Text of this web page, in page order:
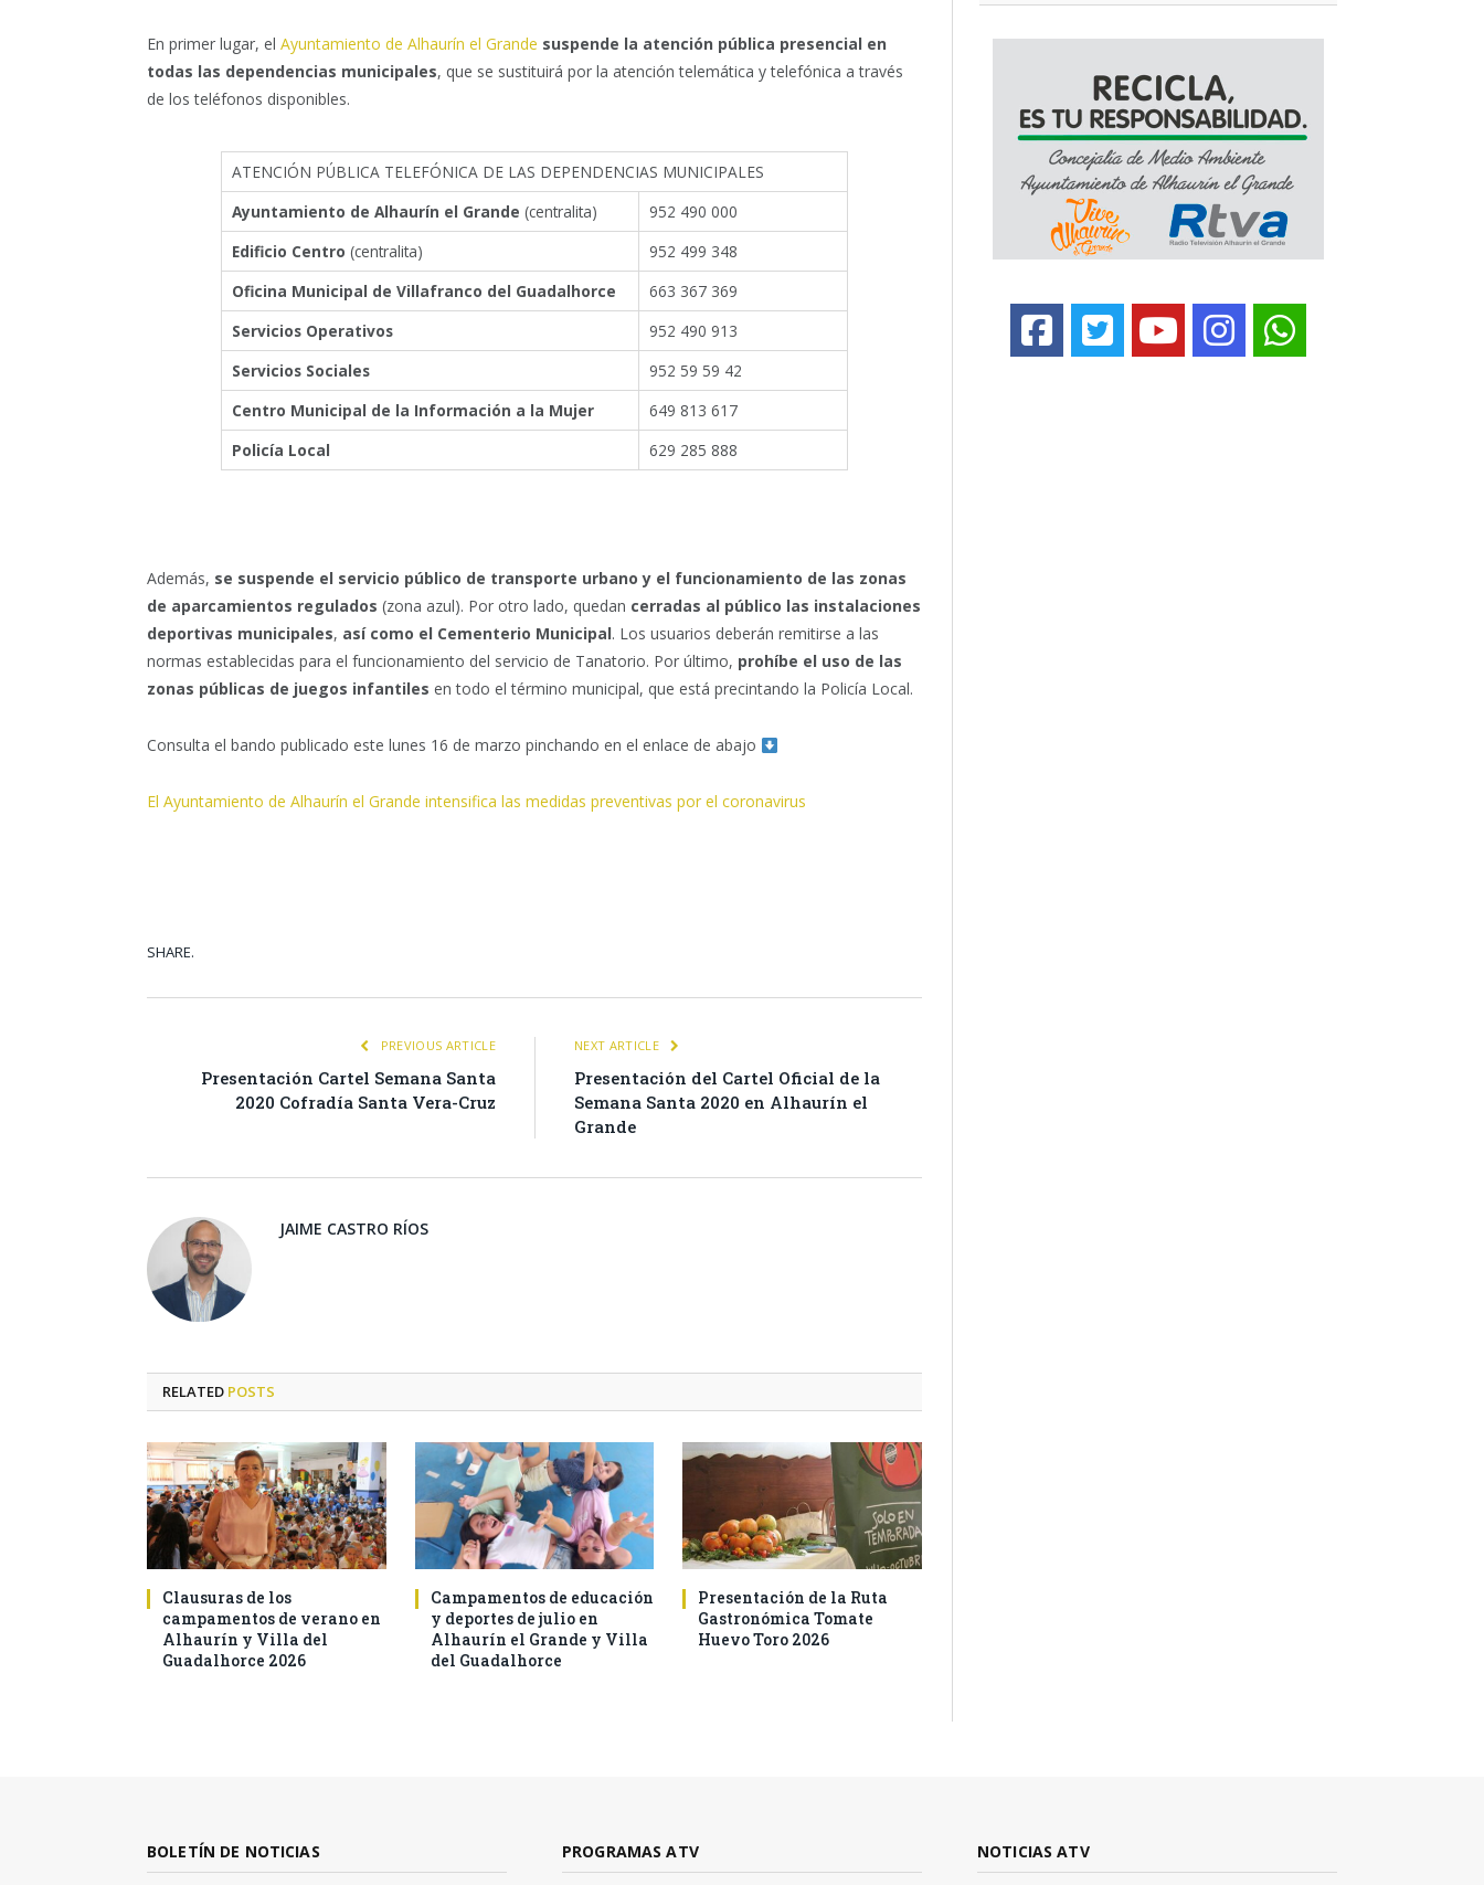
En primer lugar, el Ayuntamiento de Alhaurín el Grande suspende la atención pública presencial en
todas las dependencias municipales, que se sustituirá por la atención telemática y telefónica a través
de los teléfonos disponibles.
ATENCIÓN PÚBLICA TELEFÓNICA DE LAS DEPENDENCIAS MUNICIPALES
Ayuntamiento de Alhaurín el Grande (centralita)
952 490 000
Edificio Centro (centralita)
952 499 348
Oficina Municipal de Villafranco del Guadalhorce
663 367 369
Servicios Operativos
952 490 913
Servicios Sociales
952 59 59 42
Centro Municipal de la Información a la Mujer
649 813 617
Policía Local
629 285 888
Además, se suspende el servicio público de transporte urbano y el funcionamiento de las zonas
de aparcamientos regulados (zona azul). Por otro lado, quedan cerradas al público las instalaciones
deportivas municipales, así como el Cementerio Municipal. Los usuarios deberán remitirse a las
normas establecidas para el funcionamiento del servicio de Tanatorio. Por último, prohíbe el uso de las
zonas públicas de juegos infantiles en todo el término municipal, que está precintando la Policía Local.
Consulta el bando publicado este lunes 16 de marzo pinchando en el enlace de abajo
El Ayuntamiento de Alhaurín el Grande intensifica las medidas preventivas por el coronavirus
SHARE.
PREVIOUS ARTICLE
Presentación Cartel Semana Santa
2020 Cofradía Santa Vera-Cruz
NEXT ARTICLE
Presentación del Cartel Oficial de la
Semana Santa 2020 en Alhaurín el
Grande
JAIME CASTRO RÍOS
RELATED POSTS
Clausuras de los
campamentos de verano en
Alhaurín y Villa del
Guadalhorce 2026
Campamentos de educación
y deportes de julio en
Alhaurín el Grande y Villa
del Guadalhorce
Presentación de la Ruta
Gastronómica Tomate
Huevo Toro 2026
BOLETÍN DE NOTICIAS PROGRAMAS ATV NOTICIAS ATV